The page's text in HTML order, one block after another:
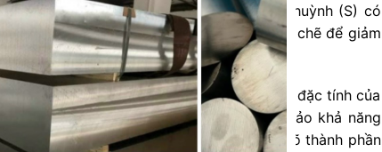
các nguyên tố như Phốt pho (P) và Lưu huỳnh (S) có
lượng của chúng được kiểm soát chặt chẽ để giảm
của thép.
tố này tạo nên sự cân bằng tối ưu về các đặc tính của
Niken được điều chỉnh cẩn thận để đảm bảo khả năng
bền và độ dẻo dai cần thiết. Việc hiểu rõ thành phần
THIS
MODULE